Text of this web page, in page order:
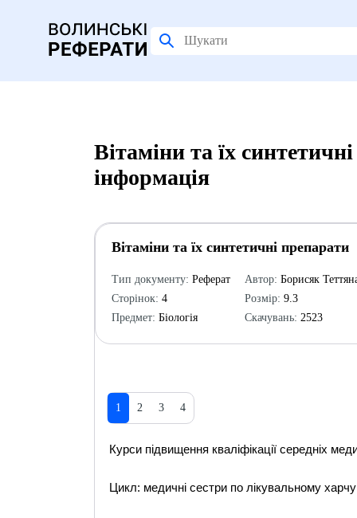
Вітаміни та їх
інформація
Вітаміни та їх синтетичні препарати
Тип документу: Реферат
Сторінок: 4
Предмет: Біологія
Автор: Борисяк
Розмір: 9.3
Скачувань: 2523
1 2 3 4
Курси підвищення кваліфікації середніх
Цикл: медичні сестри по лікувальному